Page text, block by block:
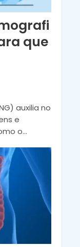
que
auxilia no
e
o...